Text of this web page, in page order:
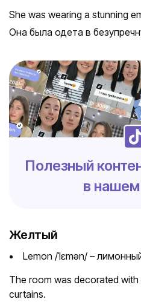
She was wearing a stunning
Она была одета в
Полезный
в
Желтый
Lemon /ˈlɛmən/ –
The room was decorated
curtains.